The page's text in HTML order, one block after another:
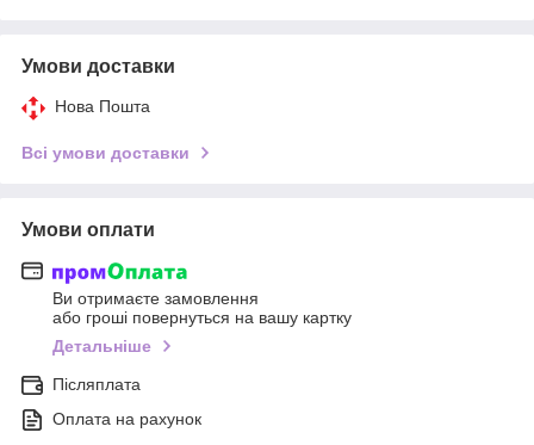
Умови доставки
Нова Пошта
Всі умови доставки
Умови оплати
Ви отримаєте замовлення
або гроші повернуться на вашу картку
Детальніше
Післяплата
Оплата на рахунок